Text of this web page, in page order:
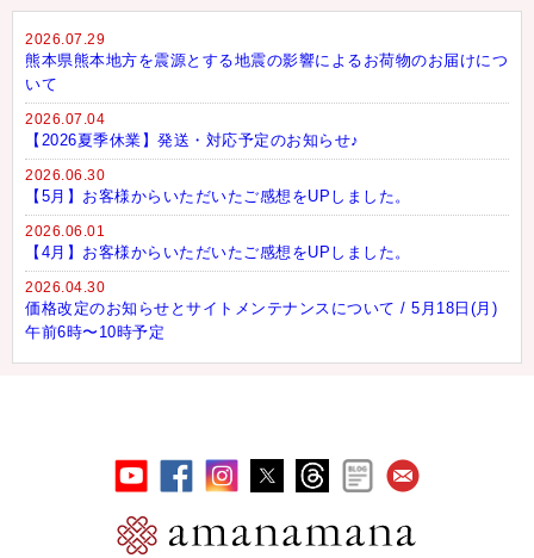
2026.07.29
熊本県熊本地方を震源とする地震の影響によるお荷物のお届けにつ
いて
2026.07.04
【2026夏季休業】発送・対応予定のお知らせ♪
2026.06.30
【5月】お客様からいただいたご感想をUPしました。
2026.06.01
【4月】お客様からいただいたご感想をUPしました。
2026.04.30
価格改定のお知らせとサイトメンテナンスについて / 5月18日(月)
午前6時〜10時予定